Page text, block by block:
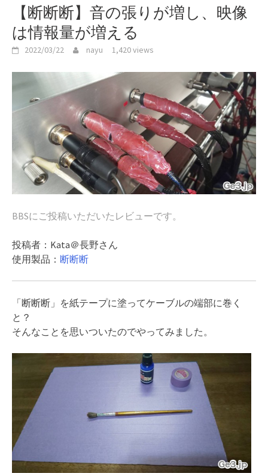
【断断断】音の張りが増し、映像
は情報量が増える
2022/03/22 nayu 1,420 views
BBSにご投稿いただいたレビューです。
投稿者：Kata＠長野さん
使用製品： 断断断
「断断断」を紙テープに塗ってケーブルの端部に巻く
と？
そんなことを思いついたのでやってみました。